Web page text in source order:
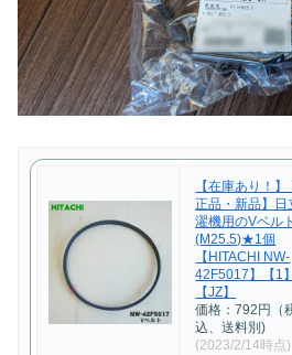
【在庫あり！
正品・新品】日
濯機用のVベルト
(M25.5)★1個
【HITACHI NW-
42F5017】【1】
【JZ】
価格：792円（
込、送料別)
(2023/2/14時点)